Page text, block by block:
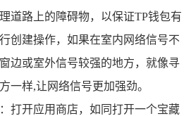
道路上的障碍物，以保证TP钱包有
创建操作，如果在室内网络信号不
边或室外信号较强的地方，就像寻
一样,让网络信号更加强劲。
：打开应用商店，如同打开一个宝藏